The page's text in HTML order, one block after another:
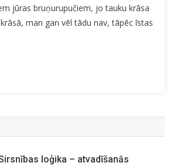
Bet
Mums
jūras bruņurupučiem, jo tauku krāsa
man gan vēl tādu nav, tāpēc īstas
loģika – atvadīšanās